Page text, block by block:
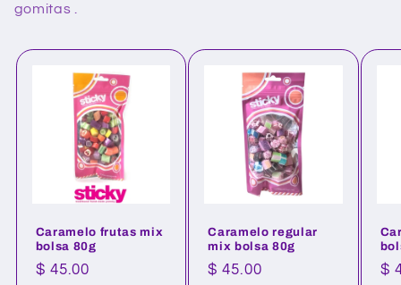
gomitas .
Caramelo frutas mix
bolsa 80g
Precio
$ 45.00
Caramelo regular
mix bolsa 80g
Precio
$ 45.00 $